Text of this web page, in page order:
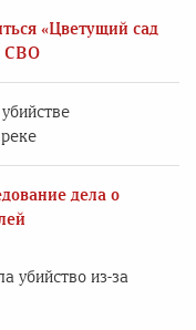
«Цветущий сад
СВО
дела о
убийство из-за